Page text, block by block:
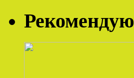
Рекомендую